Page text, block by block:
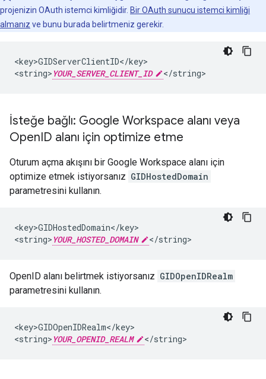
projenizin OAuth istemci kimliğidir. Bir OAuth sunucu istemci kimliği
almanız ve bunu burada belirtmeniz gerekir.
<key>GIDServerClientID</key>
<string> YOUR_SERVER_CLIENT_ID </string>
İsteğe bağlı: Google Workspace alanı veya
OpenID alanı için optimize etme
Oturum açma akışını bir Google Workspace alanı için
optimize etmek istiyorsanız GIDHostedDomain
parametresini kullanın.
<key>GIDHostedDomain</key>
<string> YOUR_HOSTED_DOMAIN </string>
OpenID alanı belirtmek istiyorsanız GIDOpenIDRealm
parametresini kullanın.
<key>GIDOpenIDRealm</key>
<string> YOUR_OPENID_REALM </string>